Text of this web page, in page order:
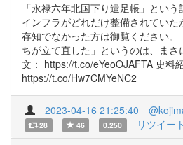
「永禄六年北国下り遣足帳」とい
インフラがどれだけ整備されてい
存知でなかった方は御覧ください。
ちが立て直した」というのは、ま
文： https://t.co/eYeoOJAFTA 史料
https://t.co/Hw7CMYeNC2
2023-04-16 21:25:40
28 46 0.250 リツイー